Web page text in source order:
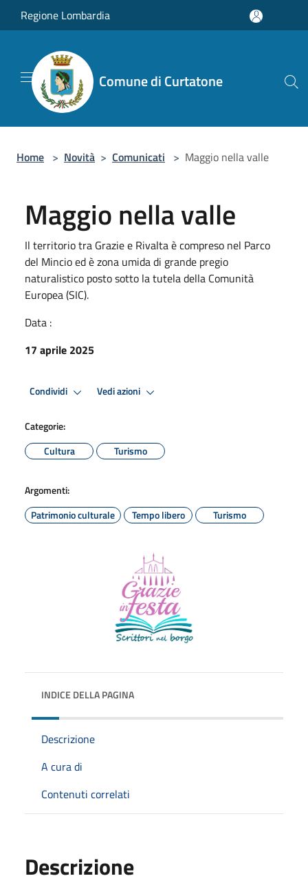
Salta al contenuto principale
Regione Lombardia
Comune di Curtatone
Home > Novità > Comunicati > Maggio nella valle
Maggio nella valle
Il territorio tra Grazie e Rivalta è compreso nel Parco
del Mincio ed è zona umida di grande pregio
naturalistico posto sotto la tutela della Comunità
Europea (SIC).
Data :
17 aprile 2025
Condividi Vedi azioni
Categorie:
Cultura
Turismo
Argomenti:
Patrimonio culturale
Tempo libero Turismo
INDICE DELLA PAGINA
Descrizione
A cura di
Contenuti correlati
Descrizione